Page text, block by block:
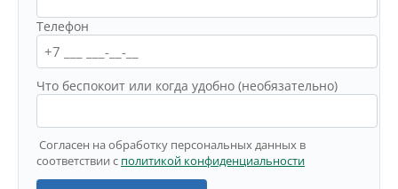
Телефон
Что беспокоит или когда удобно (необязательно)
Согласен на обработку персональных данных в
соответствии с политикой конфиденциальности